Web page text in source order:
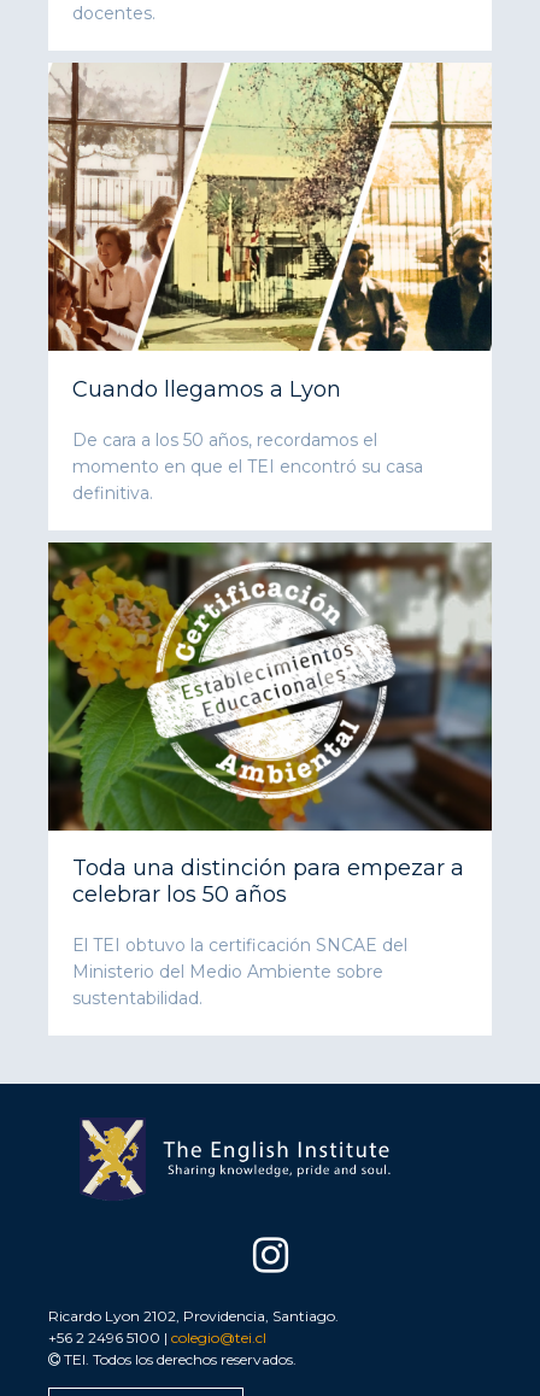
docentes.
Cuando llegamos a Lyon
De cara a los 50 años, recordamos el
momento en que el TEI encontró su casa
definitiva.
Toda una distinción para empezar a
celebrar los 50 años
El TEI obtuvo la certificación SNCAE del
Ministerio del Medio Ambiente sobre
sustentabilidad.
Ricardo Lyon 2102, Providencia, Santiago.
+56 2 2496 5100 | colegio@tei.cl
TEI. Todos los derechos reservados.